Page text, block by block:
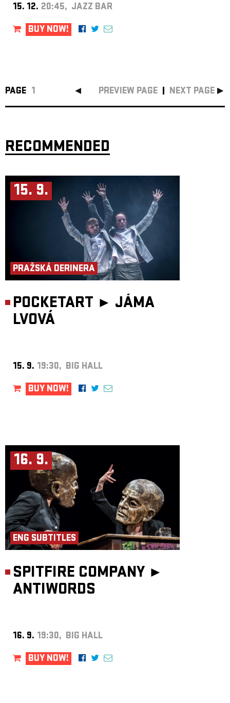
15. 12. 20:45, JAZZ BAR
BUY NOW!
PAGE 1 PREVIEW PAGE NEXT PAGE
RECOMMENDED
15. 9.
PRAŽSKÁ DERINERA
POCKETART ► JÁMA
LVOVÁ
15. 9. 19:30, BIG HALL
BUY NOW!
16. 9.
ENG SUBTITLES
SPITFIRE COMPANY ►
ANTIWORDS
16. 9. 19:30, BIG HALL
BUY NOW!